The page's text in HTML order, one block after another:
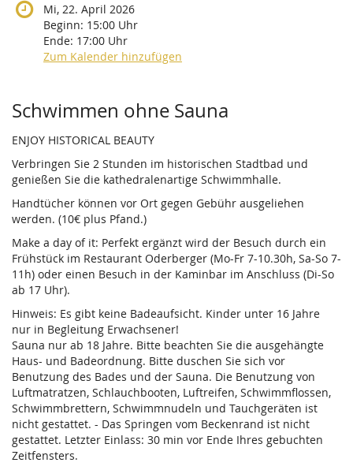
Mi, 22. April 2026
Beginn: 15:00 Uhr
Ende: 17:00 Uhr
Zum Kalender hinzufügen
Produkte
Schwimmen ohne Sauna
ENJOY HISTORICAL BEAUTY
Verbringen Sie 2 Stunden im historischen Stadtbad und
genießen Sie die kathedralenartige Schwimmhalle.
Handtücher können vor Ort gegen Gebühr ausgeliehen
werden. (10€ plus Pfand.)
Make a day of it: Perfekt ergänzt wird der Besuch durch ein
Frühstück im Restaurant Oderberger (Mo-Fr 7-10.30h, Sa-So 7-
11h) oder einen Besuch in der Kaminbar im Anschluss (Di-So
ab 17 Uhr).
Hinweis: Es gibt keine Badeaufsicht. Kinder unter 16 Jahre
nur in Begleitung Erwachsener!
Sauna nur ab 18 Jahre. Bitte beachten Sie die ausgehängte
Haus- und Badeordnung. Bitte duschen Sie sich vor
Benutzung des Bades und der Sauna. Die Benutzung von
Luftmatratzen, Schlauchbooten, Luftreifen, Schwimmflossen,
Schwimmbrettern, Schwimmnudeln und Tauchgeräten ist
nicht gestattet. - Das Springen vom Beckenrand ist nicht
gestattet. Letzter Einlass: 30 min vor Ende Ihres gebuchten
Zeitfensters.